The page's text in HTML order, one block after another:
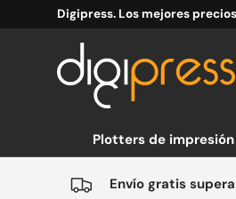
Digipress. Los mejores
Plotters de impresión
Envío gratis